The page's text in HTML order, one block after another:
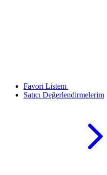
Favori Listem
Satıcı Değerlendirmelerim